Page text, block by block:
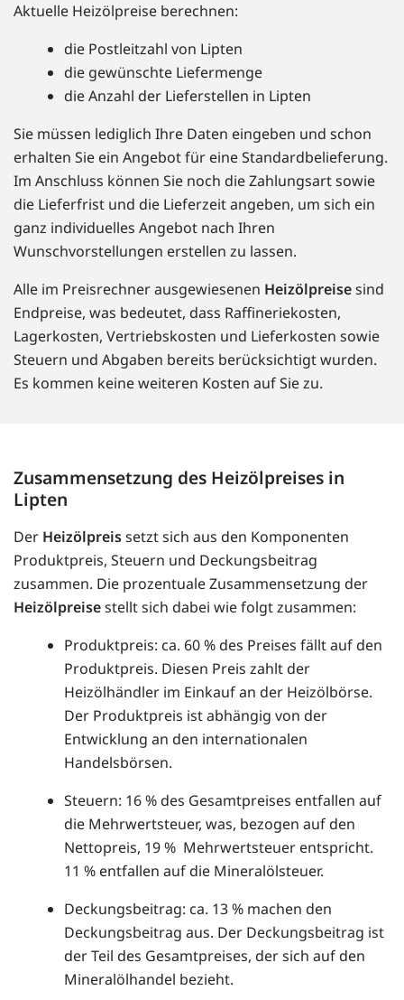
Aktuelle Heizölpreise berechnen:
die Postleitzahl von Lipten
die gewünschte Liefermenge
die Anzahl der Lieferstellen in Lipten
Sie müssen lediglich Ihre Daten eingeben und schon
erhalten Sie ein Angebot für eine Standardbelieferung.
Im Anschluss können Sie noch die Zahlungsart sowie
die Lieferfrist und die Lieferzeit angeben, um sich ein
ganz individuelles Angebot nach Ihren
Wunschvorstellungen erstellen zu lassen.
Alle im Preisrechner ausgewiesenen Heizölpreisesind
Endpreise, was bedeutet, dass Raffineriekosten,
Lagerkosten, Vertriebskosten und Lieferkosten sowie
Steuern und Abgaben bereits berücksichtigt wurden.
Es kommen keine weiteren Kosten auf Sie zu.
Zusammensetzung des Heizölpreises in
Lipten
Der Heizölpreissetzt sich aus den Komponenten
Produktpreis, Steuern und Deckungsbeitrag
zusammen. Die prozentuale Zusammensetzung der
Heizölpreisestellt sich dabei wie folgt zusammen:
Produktpreis: ca. 60 % des Preises fällt auf den
Produktpreis. Diesen Preis zahlt der
Heizölhändler im Einkauf an der Heizölbörse.
Der Produktpreis ist abhängig von der
Entwicklung an den internationalen
Handelsbörsen.
Steuern: 16 % des Gesamtpreises entfallen auf
die Mehrwertsteuer, was, bezogen auf den
Nettopreis, 19 % Mehrwertsteuer entspricht.
11 % entfallen auf die Mineralölsteuer.
Deckungsbeitrag: ca. 13 % machen den
Deckungsbeitrag aus. Der Deckungsbeitrag ist
der Teil des Gesamtpreises, der sich auf den
Mineralölhandel bezieht.